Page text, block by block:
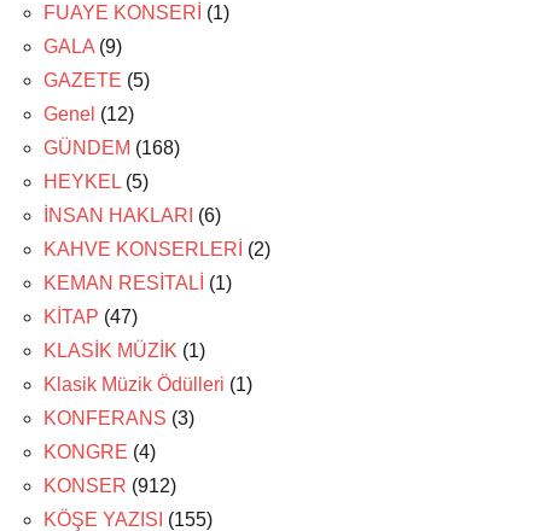
FUAYE KONSERİ (1)
GALA (9)
GAZETE (5)
Genel (12)
GÜNDEM (168)
HEYKEL (5)
İNSAN HAKLARI (6)
KAHVE KONSERLERİ (2)
KEMAN RESİTALİ (1)
KİTAP (47)
KLASİK MÜZİK (1)
Klasik Müzik Ödülleri (1)
KONFERANS (3)
KONGRE (4)
KONSER (912)
KÖŞE YAZISI (155)